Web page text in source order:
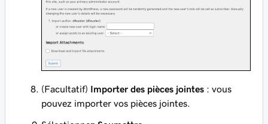
(Facultatif) Importer des pièces jointes : vous
pouvez importer vos pièces jointes.